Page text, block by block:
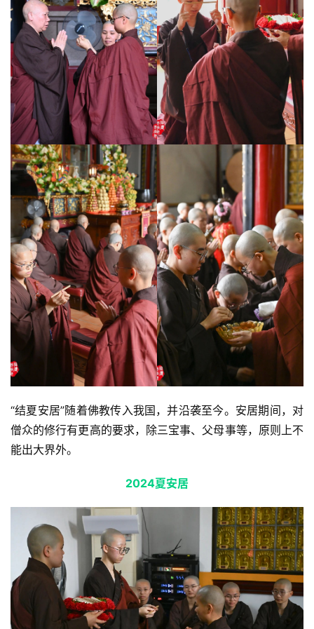
八
点
僧
音
高
僧
访
谈
心
乐
菩
提
专
题
公
慈
善
佛
教
礼
视
频
“结夏安居”随着佛教传入我国，并沿袭至今。安居期间，对
僧众的修行有更高的要求，除三宝事、父母事等，原则上不
能出大界外。
2024夏安居